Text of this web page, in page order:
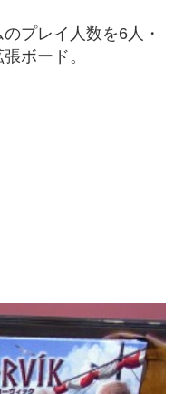
プレイ人数を6人・
ボード。